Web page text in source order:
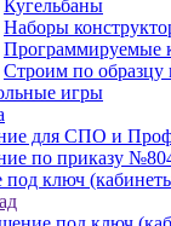
Кугельбаны
Наборы
Программируемые
Строим по образцу
игры
для СПО и
по приказу
под ключ